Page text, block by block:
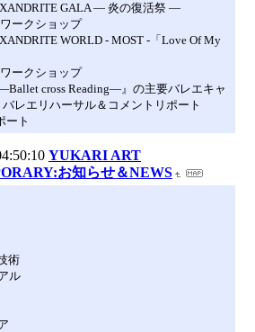
GALA ― 炎の復活祭 ―
ークショップ
WORLD ‑ MOST ‑「Love Of My
ークショップ
cross Reading―』の主要バレエキャ
バレエリハーサル＆コメントリポート
ート
YUKARI ART
お知らせ＆NEWS
術
ル